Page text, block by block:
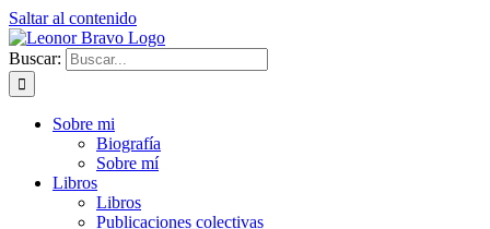
Saltar al contenido
Buscar:
Sobre mi
Biografía
Sobre mí
Libros
Libros
Publicaciones colectivas